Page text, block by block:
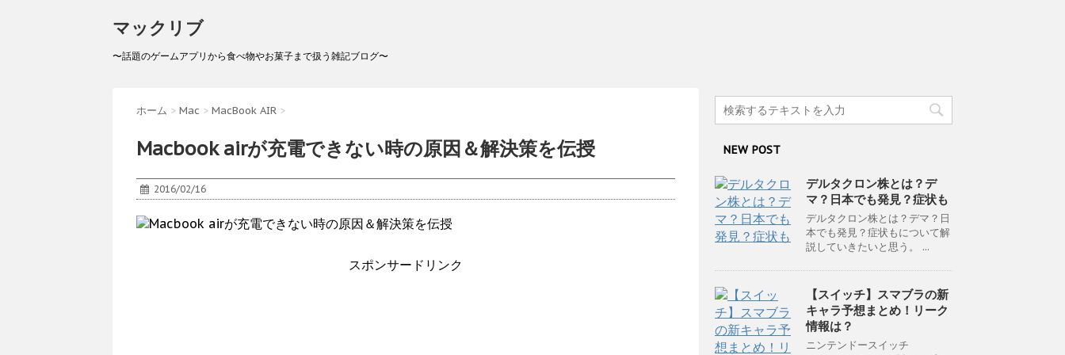
マックリブ
〜話題のゲームアプリから食べ物やお菓子まで扱う雑記ブログ〜
ホーム > Mac > MacBook AIR >
Macbook airが充電できない時の原因＆解決策を伝授
2016/02/16
スポンサードリンク
NEW POST
デルタクロン株とは？デ
マ？日本でも発見？症状も
デルタクロン株とは？デマ？日
本でも発見？症状もについて解
説していきたいと思う。 ...
【スイッチ】スマブラの新
キャラ予想まとめ！リーク
情報は？
ニンテンドースイッチ